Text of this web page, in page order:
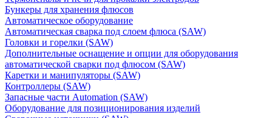
Бункеры для хранения флюсов
Автоматическое оборудование
Автоматическая сварка под слоем флюса (SAW)
Головки и горелки (SAW)
Дополнительные оснащение и опции для оборудования
автоматической сварки под флюсом (SAW)
Каретки и манипуляторы (SAW)
Контроллеры (SAW)
Запасные части Automation (SAW)
Оборудование для позиционирования изделий